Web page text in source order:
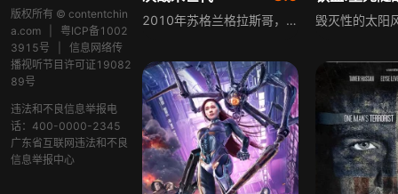
版权所有 © contentchin
a.com
粤ICP备1002
3915号
信息网络传
播视听节目许可证19082
89号
违法和不良信息举报电
话：400-0000-2345
广东省互联网违法和不良
信息举报中心
2010年苏格兰格拉斯哥，未知恐怖病毒蔓延，感染者溃烂流脓死去，政府封锁苏格兰隔离病毒。近三十年平静后，2035年病毒在伦敦爆发，卫星照片显示苏格兰隔离区有生命迹象，政府派以伊登·辛克莱为首的科学队伍进入。伊登当年侥幸逃生，回到阔别近三十年的故土，发现这里已变成弱肉强食的蛮荒残暴血肉战场。